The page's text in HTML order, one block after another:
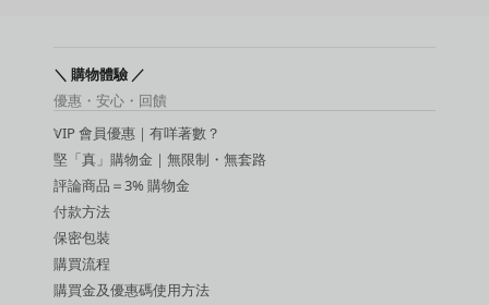
敏感提升用品
延時噴霧
吸啜器
震蛋
SM 玩具
SM 手扣
潤滑液
＼ 購物體驗 ／
優惠・安心・回饋
VIP 會員優惠｜有咩著數？
堅「真」購物金｜無限制・無套路
評論商品＝3% 購物金
付款方法
保密包裝
購買流程
購買金及優惠碼使用方法